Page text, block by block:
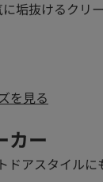
垢抜けるクリ
を見る
カー
ドアスタイルに